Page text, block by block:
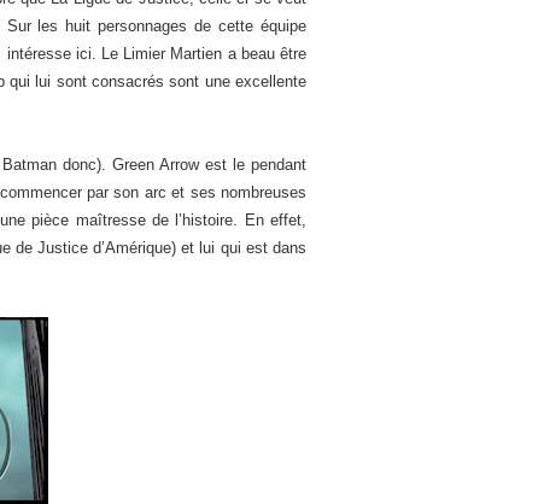
les huit personnages de cette équipe
ici. Le Limier Martien a beau être
qui lui sont consacrés sont une excellente
donc). Green Arrow est le pendant
par son arc et ses nombreuses
pièce maîtresse de l’histoire. En effet,
de Justice d’Amérique) et lui qui est dans